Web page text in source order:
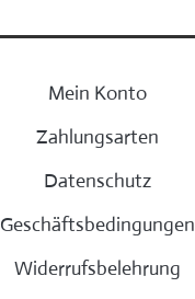
Mein Konto
Zahlungsarten
Datenschutz
Geschäftsbedingungen
Widerrufsbelehrung